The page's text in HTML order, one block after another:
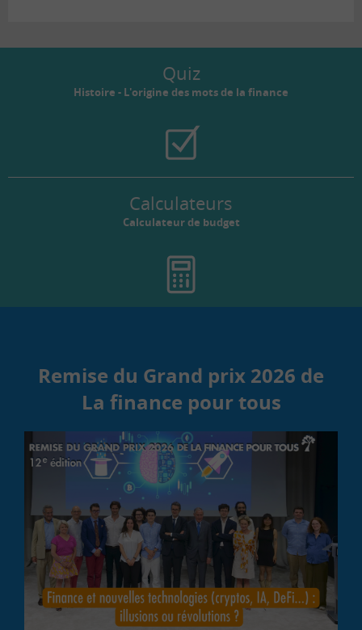
Quiz
Histoire - L'origine des mots de la finance
Calculateurs
Calculateur de budget
Remise du Grand prix 2026 de
La finance pour tous